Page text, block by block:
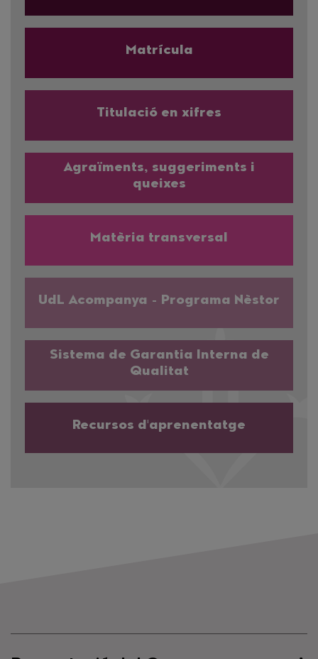
Matrícula
Titulació en xifres
Agraïments, suggeriments i
queixes
Matèria transversal
UdL Acompanya - Programa Nèstor
Sistema de Garantia Interna de
Qualitat
Recursos d'aprenentatge